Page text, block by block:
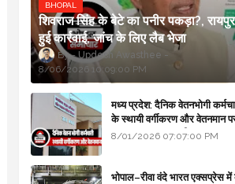
BHOPAL
शिवराज सिंह के बेटे का पनीर पकड़ा?,
हुई कार्रवाई, जांच के लिए लैब भेजा
Updesh Awasthee
8/06/2026 10:09:00 PM
मध्य प्रदेश: दैनिक वेतनभोगी
के स्थायी वर्गीकरण और वेतनमान
सरकार का बड़ा स्पष्टीकरण
8/01/2026 07:07:00 PM
भोपाल–रीवा वंदे भारत एक्सप्रेस में